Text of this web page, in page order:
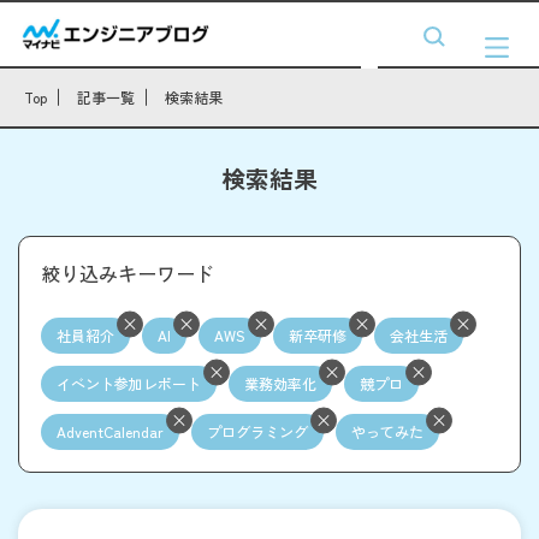
Top 記事一覧 検索結果
検索結果
絞り込みキーワード
社員紹介 AI AWS 新卒研修 会社生活
イベント参加レポート 業務効率化 競プロ
AdventCalendar プログラミング やってみた